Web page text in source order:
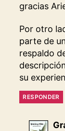
gracias
Por otro
parte de
respaldo
su
RESPONDER